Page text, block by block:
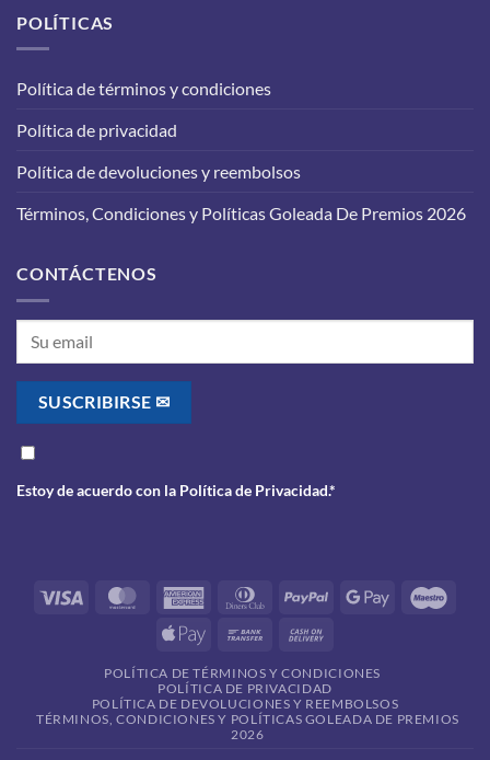
lo
POLÍTICAS
Política de términos y condiciones
Política de privacidad
Política de devoluciones y reembolsos
Términos, Condiciones y Políticas Goleada De Premios 2026
CONTÁCTENOS
Estoy de acuerdo con la Política de Privacidad.*
Visa MasterCardAmerican
Dinners PayPal
Google
Apple
Bank
Delivery
POLÍTICA DE TÉRMINOS Y CONDICIONES
POLÍTICA DE PRIVACIDAD
POLÍTICA DE DEVOLUCIONES Y REEMBOLSOS
TÉRMINOS, CONDICIONES Y POLÍTICAS GOLEADA DE PREMIOS
2026